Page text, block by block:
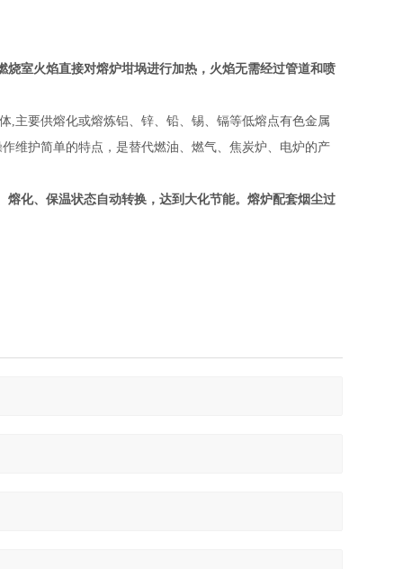
烧室火焰直接对熔炉坩埚进行加热，火焰无需经过管道和喷
,主要供熔化或熔炼铝、锌、铅、锡、镉等低熔点有色金属
维护简单的特点，是替代燃油、燃气、焦炭炉、电炉的产
化、保温状态自动转换，达到大化节能。熔炉配套烟尘过